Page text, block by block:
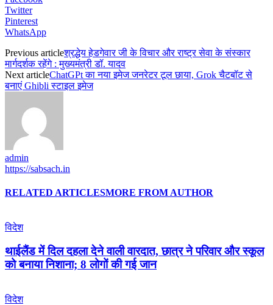
Twitter
Pinterest
WhatsApp
Previous articleश्रद्धेय हेडगेवार जी के विचार और राष्ट्र सेवा के संस्कार
मार्गदर्शक रहेंगे : मुख्यमंत्री डॉ. यादव
Next articleChatGPt का नया इमेज जनरेटर टूल छाया, Grok चैटबॉट से
बनाएं Ghibli स्टाइल इमेज
admin
https://sabsach.in
RELATED ARTICLESMORE FROM AUTHOR
विदेश
थाईलैंड में दिल दहला देने वाली वारदात, छात्र ने परिवार और स्कूल
को बनाया निशाना; 8 लोगों की गई जान
विदेश